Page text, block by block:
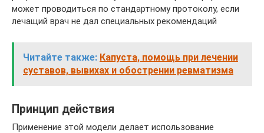
может проводиться по стандартному протоколу, если
лечащий врач не дал специальных рекомендаций
Читайте также: Капуста, помощь при лечении
суставов, вывихах и обострении ревматизма
Принцип действия
Применение этой модели делает использование